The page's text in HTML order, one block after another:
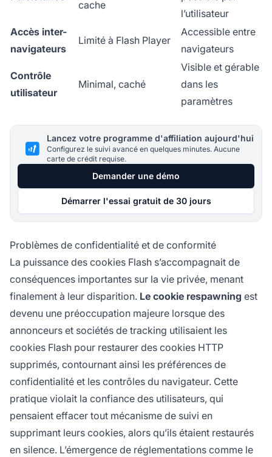
cache
l’utilisateur
Accès inter-
navigateurs
Limité à Flash Player
Accessible entre
navigateurs
Contrôle
utilisateur
Minimal, caché
Visible et gérable
dans les
paramètres
Lancez votre programme d'affiliation aujourd'hui
Configurez le suivi avancé en quelques minutes. Aucune
carte de crédit requise.
Demander une démo
Démarrer l'essai gratuit de 30 jours
Problèmes de confidentialité et de conformité
La puissance des cookies Flash s’accompagnait de
conséquences importantes sur la vie privée, menant
finalement à leur disparition. Le cookie respawning est
devenu une préoccupation majeure lorsque des
annonceurs et sociétés de tracking utilisaient les
cookies Flash pour restaurer des cookies HTTP
supprimés, contournant ainsi les préférences de
confidentialité et les contrôles du navigateur. Cette
pratique violait la confiance des utilisateurs, qui
pensaient effacer tout mécanisme de suivi en
supprimant leurs cookies, alors qu’ils étaient restaurés
en silence. L’émergence de réglementations comme le